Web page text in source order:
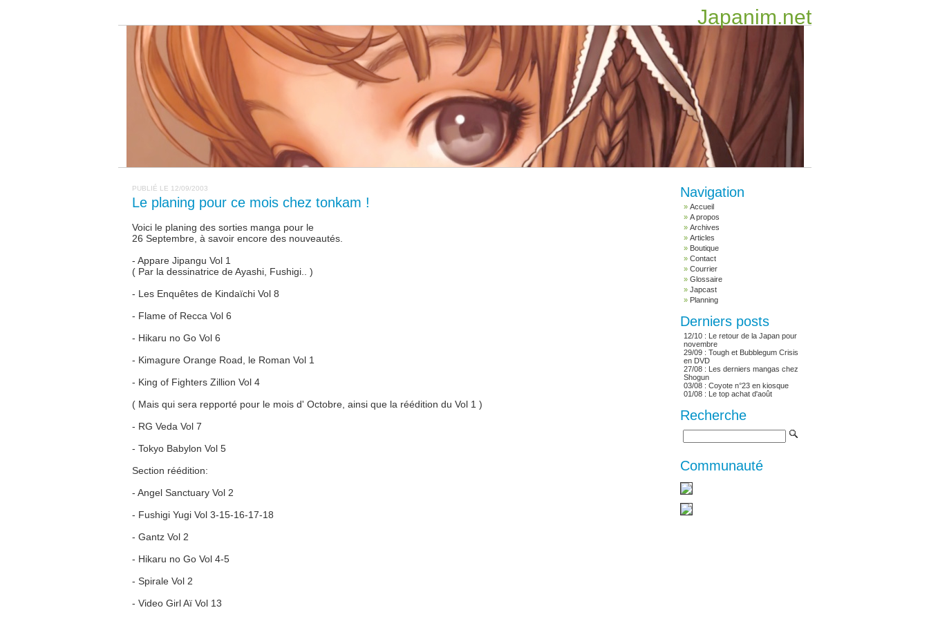
Japanim.net
Navigation
Accueil
A propos
Archives
Articles
Boutique
Contact
Courrier
Glossaire
Japcast
Planning
Derniers posts
12/10 : Le retour de la Japan pour
novembre
29/09 : Tough et Bubblegum Crisis
en DVD
27/08 : Les derniers mangas chez
Shogun
03/08 : Coyote n°23 en kiosque
01/08 : Le top achat d'août
Recherche
Communauté
PUBLIÉ LE 12/09/2003
Le planing pour ce mois chez tonkam !
Voici le planing des sorties manga pour le
26 Septembre, à savoir encore des nouveautés.
- Appare Jipangu Vol 1
( Par la dessinatrice de Ayashi, Fushigi.. )
- Les Enquêtes de Kindaïchi Vol 8
- Flame of Recca Vol 6
- Hikaru no Go Vol 6
- Kimagure Orange Road, le Roman Vol 1
- King of Fighters Zillion Vol 4
( Mais qui sera repporté pour le mois d' Octobre, ainsi que la réédition du Vol 1 )
- RG Veda Vol 7
- Tokyo Babylon Vol 5
Section réédition:
- Angel Sanctuary Vol 2
- Fushigi Yugi Vol 3-15-16-17-18
- Gantz Vol 2
- Hikaru no Go Vol 4-5
- Spirale Vol 2
- Video Girl Aï Vol 13